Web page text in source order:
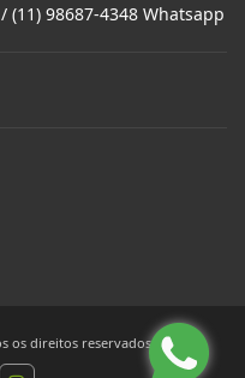
(11) 98687-4348 Whatsapp
os direitos reservados